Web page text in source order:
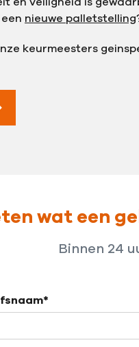
nieuwe palletstelling
keurmeesters
wat een
Binnen 24